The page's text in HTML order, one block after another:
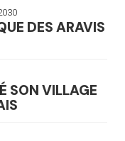
DES ARAVIS
SON VILLAGE